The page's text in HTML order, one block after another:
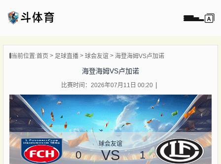
播
像
闻
当前位置:首页 足球直播 球会友谊 海登海姆VS卢加诺
海登海姆VS卢加诺
比赛时间：2026年07月11日 00:20
球会友谊
0 VS 1